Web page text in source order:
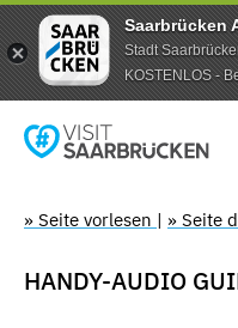
Saarbrücken
Stadt
KOSTENLOS -
» Seite vorlesen | » Seite
HANDY-AUDIO